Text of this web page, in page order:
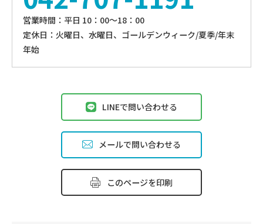
営業時間：平⽇ 10：00〜18：00
定休⽇：火曜日、⽔曜⽇、ゴールデンウィーク/夏季/年末
年始
LINEで問い合わせる
メールで問い合わせる
このページを印刷